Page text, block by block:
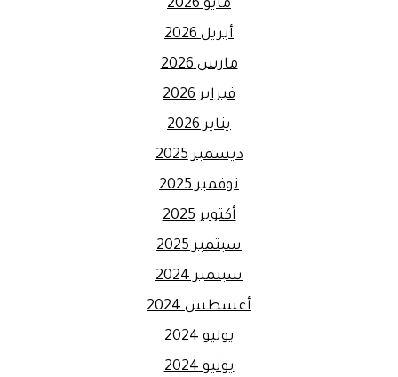
مايو 2026
أبريل 2026
مارس 2026
فبراير 2026
يناير 2026
ديسمبر 2025
نوفمبر 2025
أكتوبر 2025
سبتمبر 2025
سبتمبر 2024
أغسطس 2024
يوليو 2024
يونيو 2024